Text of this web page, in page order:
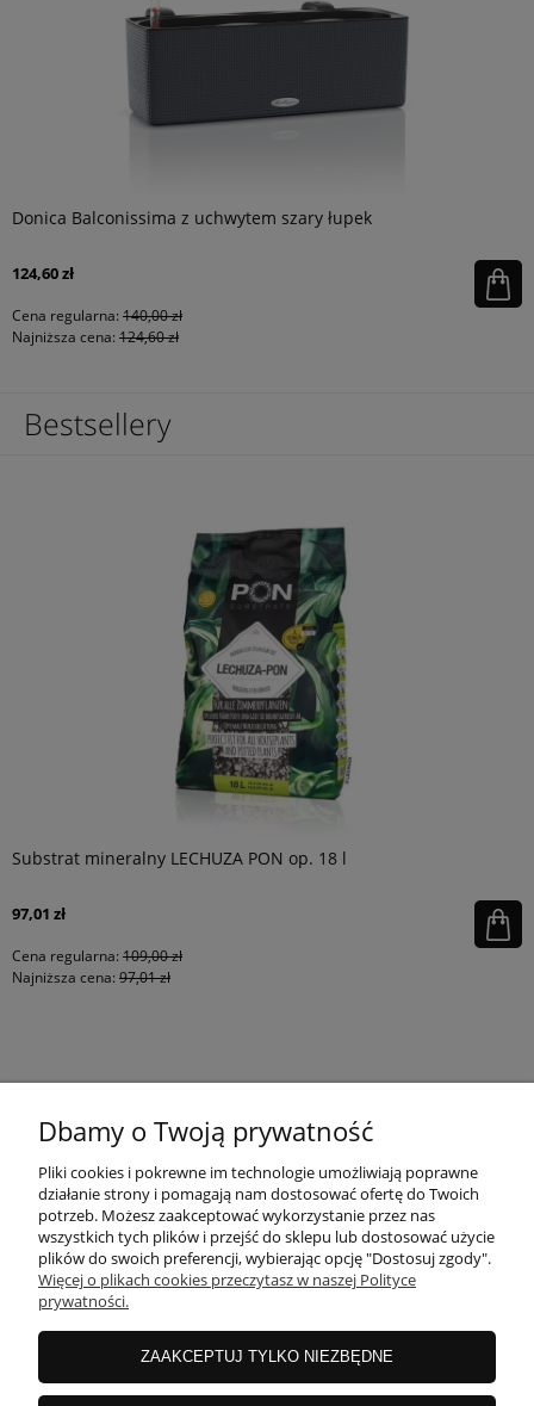
Donica Balconissima z uchwytem szary łupek
124,60 zł
Cena regularna: 140,00 zł
Najniższa cena: 124,60 zł
Bestsellery
Substrat mineralny LECHUZA PON op. 18 l
97,01 zł
Cena regularna: 109,00 zł
Najniższa cena: 97,01 zł
MOJE KONTO
PŁATNOŚCI I DOSTAWA
INFORMACJE
Dbamy o Twoją prywatność
Pliki cookies i pokrewne im technologie umożliwiają poprawne
działanie strony i pomagają nam dostosować ofertę do Twoich
potrzeb. Możesz zaakceptować wykorzystanie przez nas
wszystkich tych plików i przejść do sklepu lub dostosować użycie
plików do swoich preferencji, wybierając opcję "Dostosuj zgody".
Więcej o plikach cookies przeczytasz w naszej Polityce
prywatności.
ZAAKCEPTUJ TYLKO NIEZBĘDNE